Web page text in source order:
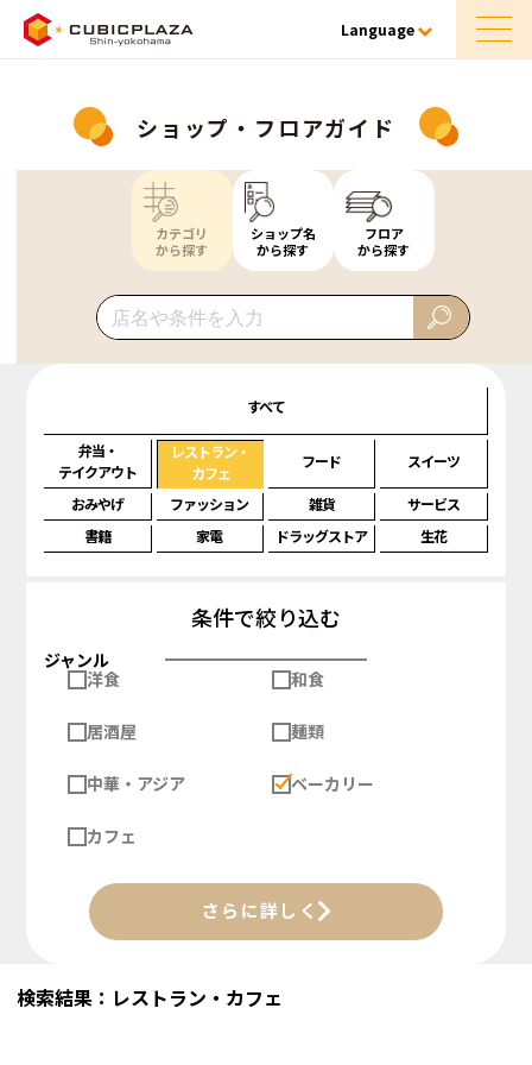
Language
ショップ・フロアガイド
カテゴリ
から探す
ショップ名
から探す
フロア
から探す
すべて
弁当・
テイクアウト
レストラン・
カフェ
フード スイーツ
おみやげ ファッション 雑貨
サービス
書籍
家電 ドラッグストア 生花
条件で絞り込む
ジャンル
洋食
和食
居酒屋 麺類
中華・アジア ベーカリー
カフェ
さらに詳しく
検索結果：レストラン・カフェ